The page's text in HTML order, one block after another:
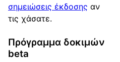
σημειώσεις έκδοσης αν
τις χάσατε.
Πρόγραμμα δοκιμών
beta